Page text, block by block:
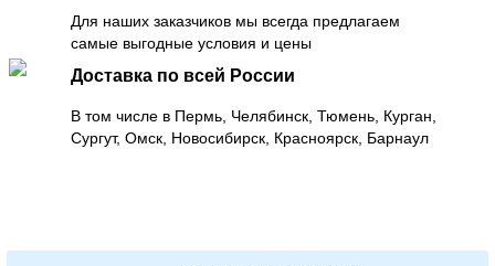
Для наших заказчиков мы всегда предлагаем
самые выгодные условия и цены
Доставка по всей России
В том числе в Пермь, Челябинск, Тюмень, Курган,
Сургут, Омск, Новосибирск, Красноярск, Барнаул